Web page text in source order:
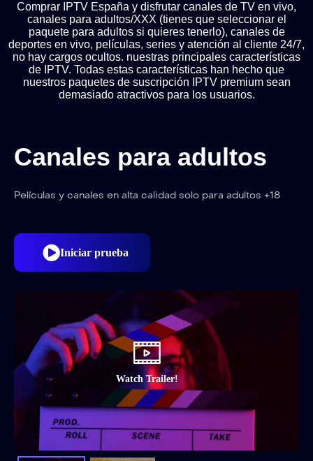
Comprar IPTV España y disfrutar canales de TV en vivo,
canales para adultos/XXX (tienes que seleccionar el
paquete para adultos si quieres tenerlo), canales de
deportes en vivo, películas, series y atención al cliente 24/7,
no hay cargos ocultos. nuestras principales características
de IPTV. Todas estas características han hecho que
nuestros paquetes de suscripción IPTV premium sean
demasiado atractivos para los usuarios.
Canales para adultos
Películas y canales en alta calidad solo para adultos +18
Iniciar prueba
Watch Trailer!